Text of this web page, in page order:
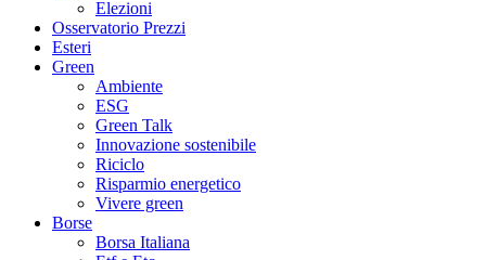
Elezioni
Osservatorio Prezzi
Esteri
Green
Ambiente
ESG
Green Talk
Innovazione sostenibile
Riciclo
Risparmio energetico
Vivere green
Borse
Borsa Italiana